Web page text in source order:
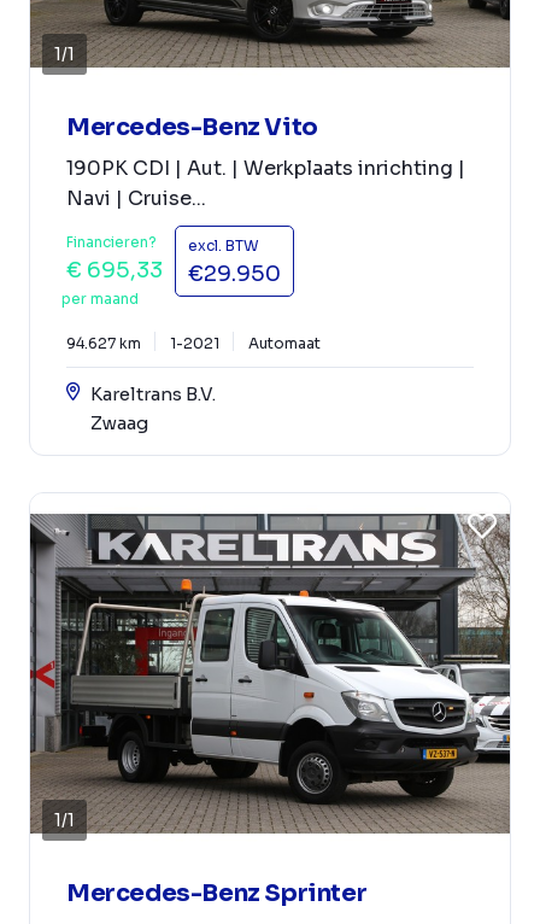
1/1
Mercedes-Benz Vito
190PK CDI | Aut. | Werkplaats inrichting |
Navi | Cruise...
Financieren?
€ 695,33
per maand
excl. BTW
€29.950
94.627 km 1-2021 Automaat
Kareltrans B.V.
Zwaag
1/1
Mercedes-Benz Sprinter